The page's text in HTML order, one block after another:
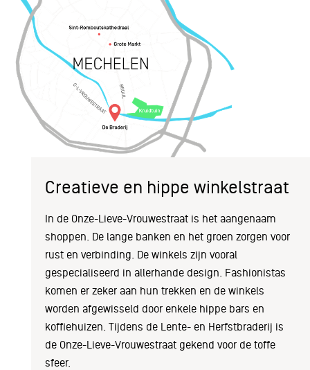
Creatieve en hippe winkelstraat
In de Onze-Lieve-Vrouwestraat is het aangenaam
shoppen. De lange banken en het groen zorgen voor
rust en verbinding. De winkels zijn vooral
gespecialiseerd in allerhande design. Fashionistas
komen er zeker aan hun trekken en de winkels
worden afgewisseld door enkele hippe bars en
koffiehuizen. Tijdens de Lente- en Herfstbraderij is
de Onze-Lieve-Vrouwestraat gekend voor de toffe
sfeer.